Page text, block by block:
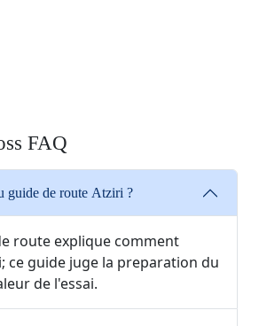
FAQ
guide de route Atziri ?
route explique comment
ce guide juge la preparation du
de l'essai.